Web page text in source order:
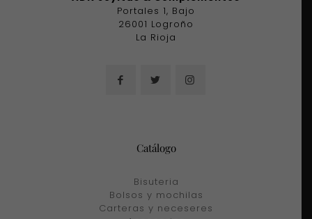
Portales 1, Bajo
26001 Logroño
La Rioja
Catálogo
Bisuteria
Bolsos y mochilas
Carteras y neceseres